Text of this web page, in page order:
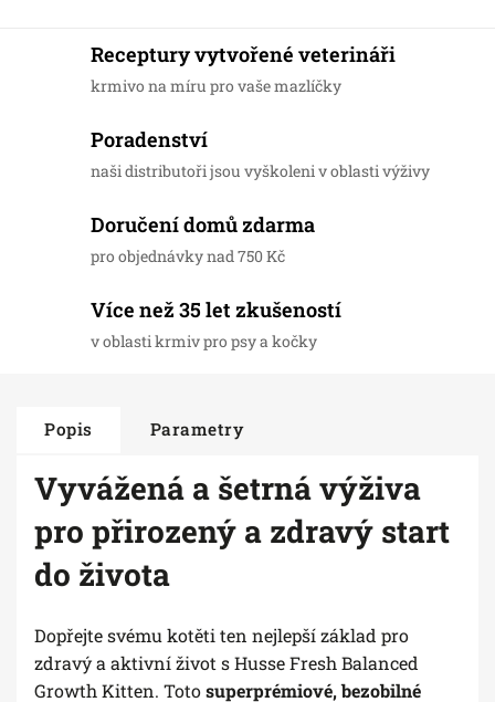
Receptury vytvořené veterináři
krmivo na míru pro vaše mazlíčky
Poradenství
naši distributoři jsou vyškoleni v oblasti výživy
Doručení domů zdarma
pro objednávky nad 750 Kč
Více než 35 let zkušeností
v oblasti krmiv pro psy a kočky
Popis Parametry
Vyvážená a šetrná výživa
pro přirozený a zdravý start
do života
Dopřejte svému kotěti ten nejlepší základ pro
zdravý a aktivní život s Husse Fresh Balanced
Growth Kitten. Totosuperprémiové, bezobilné